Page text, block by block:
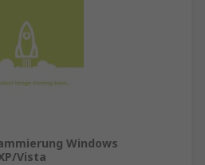
Windows
Vista